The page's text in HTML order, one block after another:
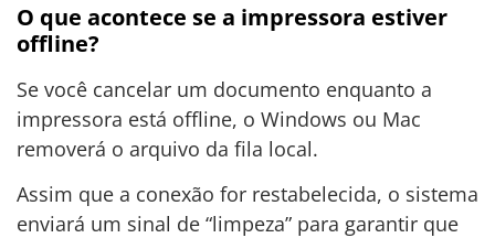
O que acontece se a impressora estiver
offline?
Se você cancelar um documento enquanto a
impressora está offline, o Windows ou Mac
removerá o arquivo da fila local.
Assim que a conexão for restabelecida, o sistema
enviará um sinal de “limpeza” para garantir que